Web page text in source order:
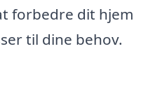
forbedre dit hjem
til dine behov.